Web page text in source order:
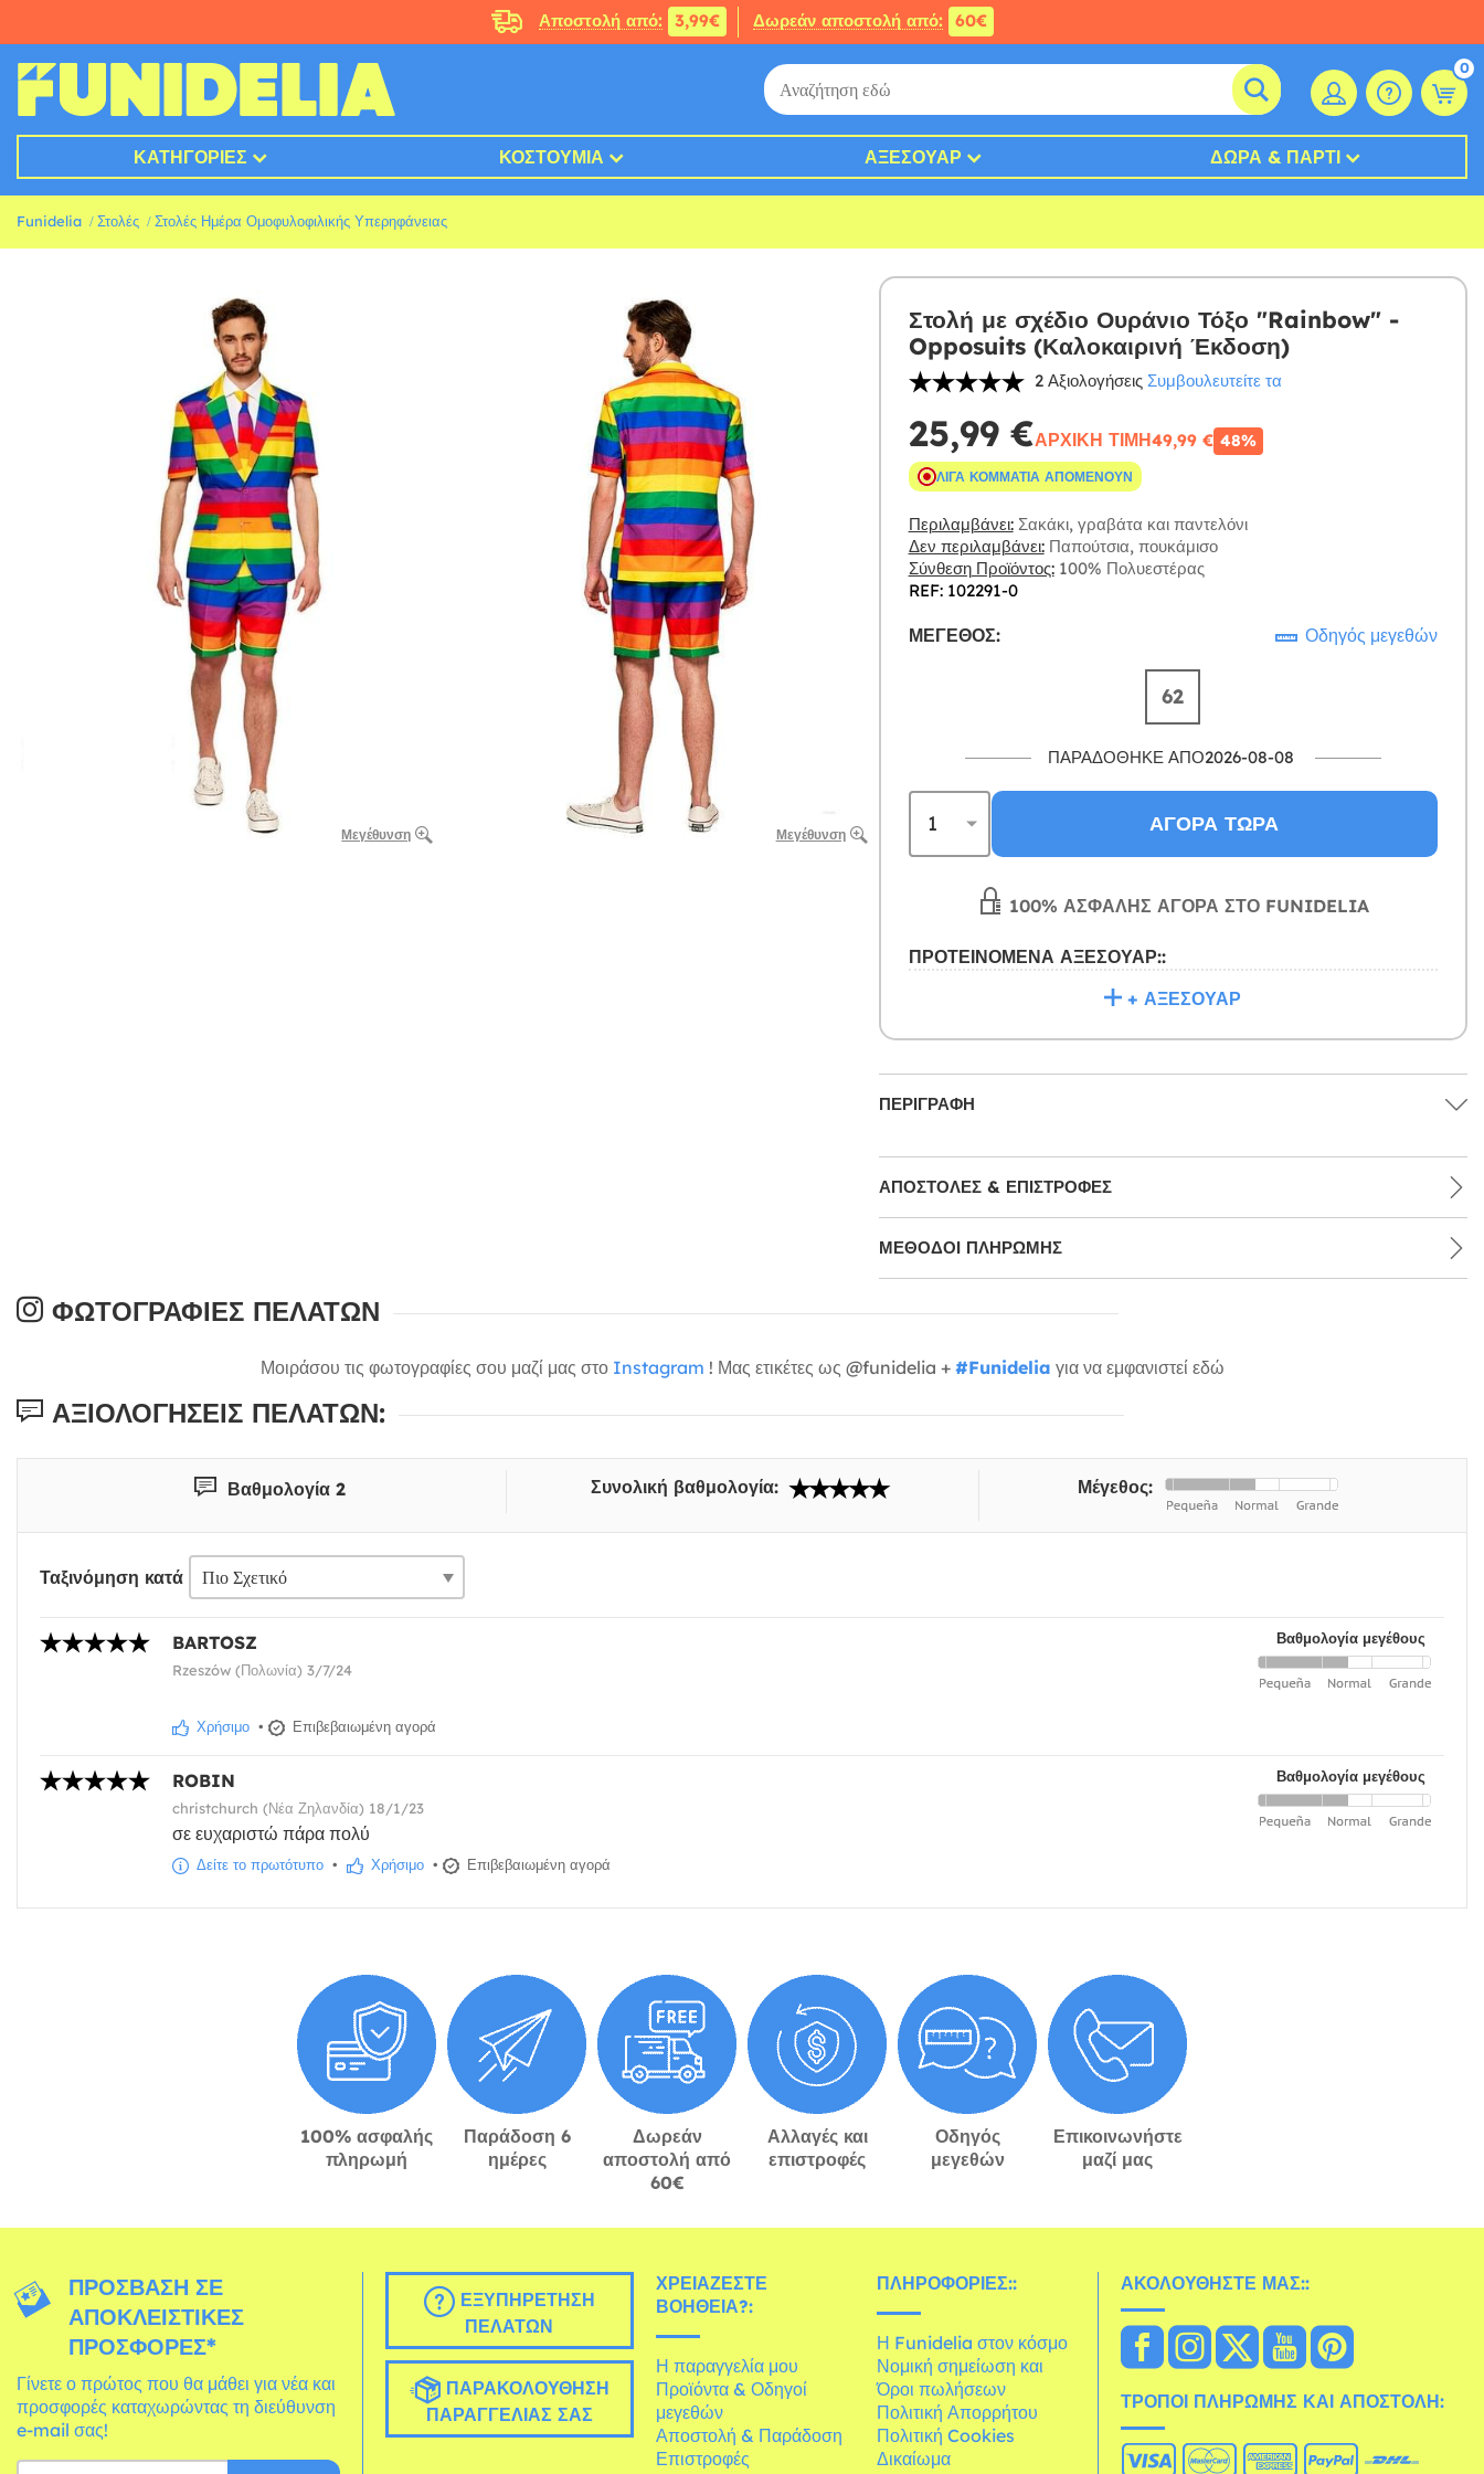
Αποστολή από: 3,99€ Δωρεάν αποστολή από: 60€
0
ΚΑΤΗΓΟΡΊΕΣ ΚΟΣΤΟΎΜΙΑ ΑΞΕΣΟΥΆΡ ΔΏΡΑ & ΠΆΡΤΙ
Funidelia Στολές Στολές Ημέρα Ομοφυλοφιλικής Υπερηφάνειας
Μεγέθυνση Μεγέθυνση
Στολή με σχέδιο Ουράνιο Τόξο "Rainbow" -
Opposuits (Καλοκαιρινή Έκδοση)
2 Αξιολογήσεις Συμβουλευτείτε τα
25,99 €ΑΡΧΙΚΉ ΤΙΜΉ49,99 € 48%
ΛΊΓΑ ΚΟΜΜΆΤΙΑ ΑΠΟΜΈΝΟΥΝ
Περιλαμβάνει:Σακάκι, γραβάτα και παντελόνι
Δεν περιλαμβάνει:Παπούτσια, πουκάμισο
Σύνθεση Προϊόντος:100% Πολυεστέρας
REF: 102291-0
ΜΈΓΕΘΟΣ: Οδηγός μεγεθών
62
ΠΑΡΑΔΌΘΗΚΕ ΑΠΌ2026-08-08
ΑΓΟΡΆ ΤΏΡΑ
100% ΑΣΦΑΛΉΣ ΑΓΟΡΆ ΣΤΟ FUNIDELIA
ΠΡΟΤΕΙΝΌΜΕΝΑ ΑΞΕΣΟΥΆΡ::
+ ΑΞΕΣΟΥΆΡ
ΠΕΡΙΓΡΑΦΉ
ΑΠΟΣΤΟΛΈΣ & ΕΠΙΣΤΡΟΦΈΣ
ΜΕΘΌΔΟΙ ΠΛΗΡΩΜΉΣ
ΦΩΤΟΓΡΑΦΊΕΣ ΠΕΛΑΤΏΝ
Μοιράσου τις φωτογραφίες σου μαζί μας στο Instagram ! Μας ετικέτες ως @funidelia + #Funidelia για να εμφανιστεί εδώ
ΑΞΙΟΛΟΓΉΣΕΙΣ ΠΕΛΑΤΏΝ:
Βαθμολογία 2 Συνολική βαθμολογία: Μέγεθος:
Ταξινόμηση κατά
Βαθμολογία μεγέθους
BARTOSZ
Rzeszów (Πολωνία) 3/7/24
Χρήσιμο • Επιβεβαιωμένη αγορά
Βαθμολογία μεγέθους
ROBIN
christchurch (Νέα Ζηλανδία) 18/1/23
σε ευχαριστώ πάρα πολύ
Δείτε το πρωτότυπο • Χρήσιμο • Επιβεβαιωμένη αγορά
100% ασφαλής
πληρωμή
Παράδοση 6
ημέρες
Δωρεάν
αποστολή από
60€
Αλλαγές και
επιστροφές
Οδηγός
μεγεθών
Επικοινωνήστε
μαζί μας
ΠΡΌΣΒΑΣΗ ΣΕ
ΑΠΟΚΛΕΙΣΤΙΚΈΣ
ΠΡΟΣΦΟΡΈΣ*
Γίνετε ο πρώτος που θα μάθει για νέα και
προσφορές καταχωρώντας τη διεύθυνση
e-mail σας!
ΕΞΥΠΗΡΈΤΗΣΗ
ΠΕΛΑΤΏΝ
ΠΑΡΑΚΟΛΟΎΘΗΣΗ
ΠΑΡΑΓΓΕΛΊΑΣ ΣΑΣ
ΧΡΕΙΆΖΕΣΤΕ
ΒΟΉΘΕΙΑ?:
Η παραγγελία μου
Προϊόντα & Οδηγοί
μεγεθών
Αποστολή & Παράδοση
Επιστροφές
ΠΛΗΡΟΦΟΡΊΕΣ::
Η Funidelia στον κόσμο
Νομική σημείωση και
Όροι πωλήσεων
Πολιτική Απορρήτου
Πολιτική Cookies
Δικαίωμα
ΑΚΟΛΟΥΘΉΣΤΕ ΜΑΣ::
ΤΡΌΠΟΙ ΠΛΗΡΩΜΉΣ ΚΑΙ ΑΠΟΣΤΟΛΉ: